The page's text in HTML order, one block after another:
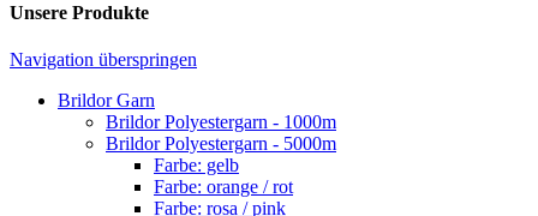
Unsere Produkte
Navigation überspringen
Brildor Garn
Brildor Polyestergarn - 1000m
Brildor Polyestergarn - 5000m
Farbe: gelb
Farbe: orange / rot
Farbe: rosa / pink